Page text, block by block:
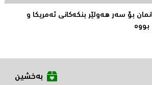
بۆ سەر هەولێر بنکەکانى ئەمریکا و
بووە
بەخشین